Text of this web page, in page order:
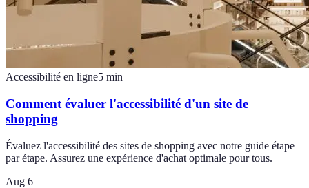
Accessibilité en ligne5 min
Comment évaluer l'accessibilité d'un site de
shopping
Évaluez l'accessibilité des sites de shopping avec notre guide étape
par étape. Assurez une expérience d'achat optimale pour tous.
Aug 6